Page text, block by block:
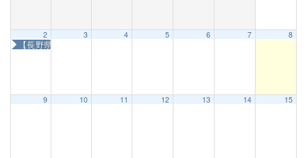
2
【長野県志賀高原】第47回少年少女サマースクール
3 4 5 6 7 8
9 10 11 12 13 14 15